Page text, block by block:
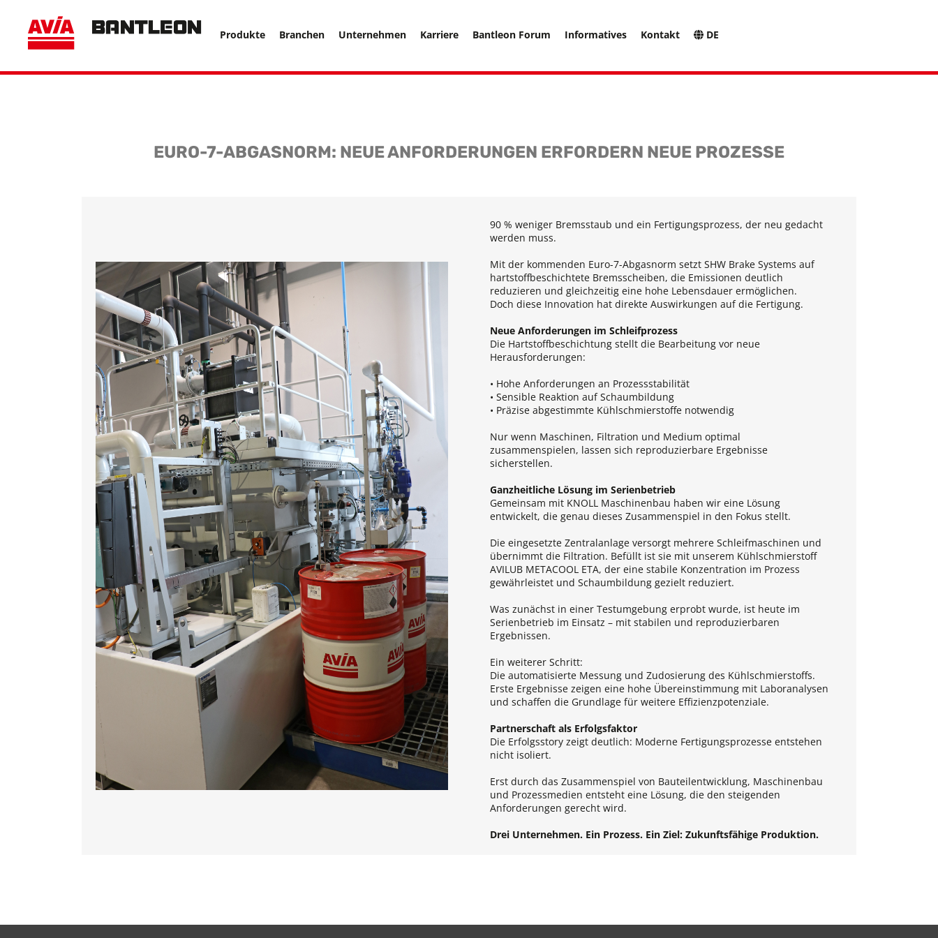
Produkte Branchen Unternehmen Karriere Bantleon Forum Informatives Kontakt DE
EURO-7-ABGASNORM: NEUE ANFORDERUNGEN ERFORDERN NEUE PROZESSE
90 % weniger Bremsstaub und ein Fertigungsprozess, der neu gedacht
werden muss.
Mit der kommenden Euro-7-Abgasnorm setzt SHW Brake Systems auf
hartstoffbeschichtete Bremsscheiben, die Emissionen deutlich
reduzieren und gleichzeitig eine hohe Lebensdauer ermöglichen.
Doch diese Innovation hat direkte Auswirkungen auf die Fertigung.
Neue Anforderungen im Schleifprozess
Die Hartstoffbeschichtung stellt die Bearbeitung vor neue
Herausforderungen:
• Hohe Anforderungen an Prozessstabilität
• Sensible Reaktion auf Schaumbildung
• Präzise abgestimmte Kühlschmierstoffe notwendig
Nur wenn Maschinen, Filtration und Medium optimal
zusammenspielen, lassen sich reproduzierbare Ergebnisse
sicherstellen.
Ganzheitliche Lösung im Serienbetrieb
Gemeinsam mit KNOLL Maschinenbau haben wir eine Lösung
entwickelt, die genau dieses Zusammenspiel in den Fokus stellt.
Die eingesetzte Zentralanlage versorgt mehrere Schleifmaschinen und
übernimmt die Filtration. Befüllt ist sie mit unserem Kühlschmierstoff
AVILUB METACOOL ETA, der eine stabile Konzentration im Prozess
gewährleistet und Schaumbildung gezielt reduziert.
Was zunächst in einer Testumgebung erprobt wurde, ist heute im
Serienbetrieb im Einsatz – mit stabilen und reproduzierbaren
Ergebnissen.
Ein weiterer Schritt:
Die automatisierte Messung und Zudosierung des Kühlschmierstoffs.
Erste Ergebnisse zeigen eine hohe Übereinstimmung mit Laboranalysen
und schaffen die Grundlage für weitere Effizienzpotenziale.
Partnerschaft als Erfolgsfaktor
Die Erfolgsstory zeigt deutlich: Moderne Fertigungsprozesse entstehen
nicht isoliert.
Erst durch das Zusammenspiel von Bauteilentwicklung, Maschinenbau
und Prozessmedien entsteht eine Lösung, die den steigenden
Anforderungen gerecht wird.
Drei Unternehmen. Ein Prozess. Ein Ziel: Zukunftsfähige Produktion.